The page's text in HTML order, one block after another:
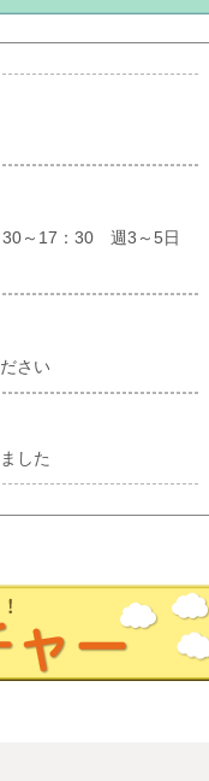
30～17：30 週3～5日
さい
した